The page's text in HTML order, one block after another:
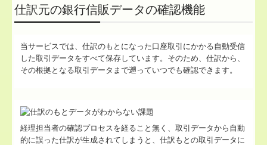
仕訳元の銀行信販データの確認機能
当サービスでは、仕訳のもとになった口座取引にかかる自動受信
した取引データをすべて保存しています。そのため、仕訳から、
その根拠となる取引データまで遡っていつでも確認できます。
経理担当者の確認プロセスを経ること無く、取引データから自動
的に誤った仕訳が生成されてしまうと、仕訳もとの取引データに